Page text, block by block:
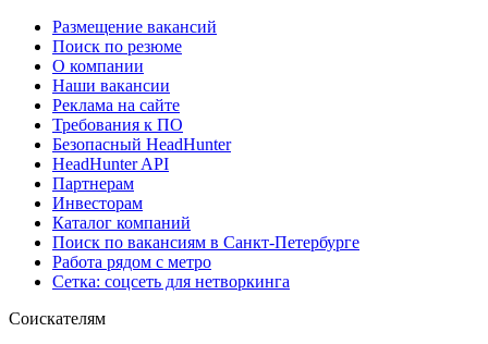
Размещение вакансий
Поиск по резюме
О компании
Наши вакансии
Реклама на сайте
Требования к ПО
Безопасный HeadHunter
HeadHunter API
Партнерам
Инвесторам
Каталог компаний
Поиск по вакансиям в Санкт-Петербурге
Работа рядом с метро
Сетка: соцсеть для нетворкинга
Соискателям